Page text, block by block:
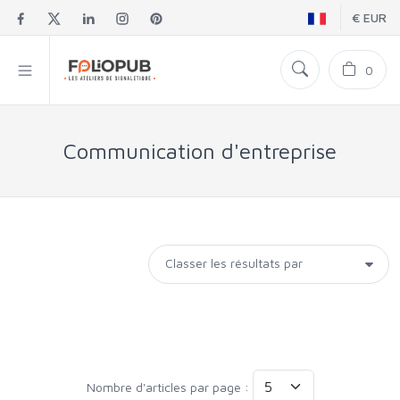
€ EUR
0
Communication d'entreprise
Nombre d'articles par page :